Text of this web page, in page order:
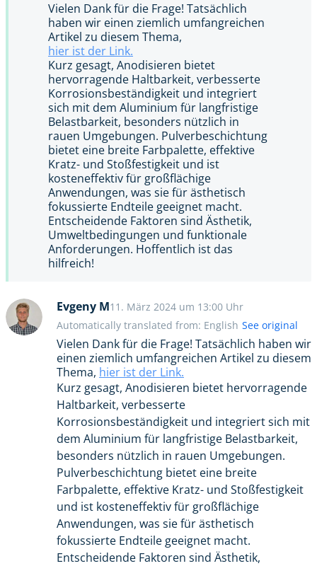
Vielen Dank für die Frage! Tatsächlich
haben wir einen ziemlich umfangreichen
Artikel zu diesem Thema,
hier ist der Link.
Kurz gesagt, Anodisieren bietet
hervorragende Haltbarkeit, verbesserte
Korrosionsbeständigkeit und integriert
sich mit dem Aluminium für langfristige
Belastbarkeit, besonders nützlich in
rauen Umgebungen. Pulverbeschichtung
bietet eine breite Farbpalette, effektive
Kratz- und Stoßfestigkeit und ist
kosteneffektiv für großflächige
Anwendungen, was sie für ästhetisch
fokussierte Endteile geeignet macht.
Entscheidende Faktoren sind Ästhetik,
Umweltbedingungen und funktionale
Anforderungen. Hoffentlich ist das
hilfreich!
Evgeny M11. März 2024 um 13:00 Uhr
Vielen Dank für die Frage! Tatsächlich haben wir
einen ziemlich umfangreichen Artikel zu diesem
Thema, hier ist der Link.
Kurz gesagt, Anodisieren bietet hervorragende
Haltbarkeit, verbesserte
Korrosionsbeständigkeit und integriert sich mit
dem Aluminium für langfristige Belastbarkeit,
besonders nützlich in rauen Umgebungen.
Pulverbeschichtung bietet eine breite
Farbpalette, effektive Kratz- und Stoßfestigkeit
und ist kosteneffektiv für großflächige
Anwendungen, was sie für ästhetisch
fokussierte Endteile geeignet macht.
Entscheidende Faktoren sind Ästhetik,
Automatically translated from: English See original